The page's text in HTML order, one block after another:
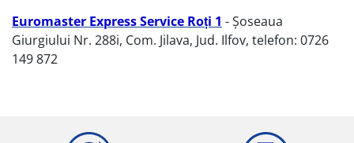
Euromaster Express Service Roți 1 - Șoseaua
Giurgiului Nr. 288i, Com. Jilava, Jud. Ilfov, telefon: 0726
149 872